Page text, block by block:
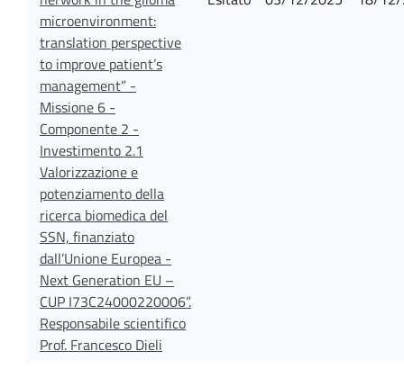
microenvironment:
translation perspective
to improve patient’s
management” -
Missione 6 -
Componente 2 -
Investimento 2.1
Valorizzazione e
potenziamento della
ricerca biomedica del
SSN, finanziato
dall’Unione Europea -
Next Generation EU –
CUP I73C24000220006”.
Responsabile scientifico
Prof. Francesco Dieli